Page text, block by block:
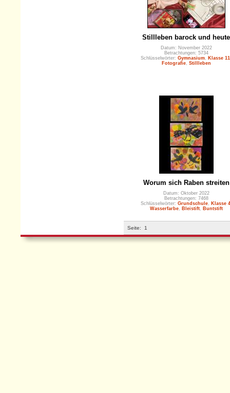
Stillleben barock und heute
Datum: November 2022
Betrachtungen: 5734
Schlüsselwörter: Gymnasium
Klasse 11
Fotografie, Stillleben
Worum sich Raben streiten
Datum: Oktober 2022
Betrachtungen: 7468
Schlüsselwörter: Grundschule,
Klasse 4
Wasserfarbe, Bleistift, Buntstift
Seite: 1